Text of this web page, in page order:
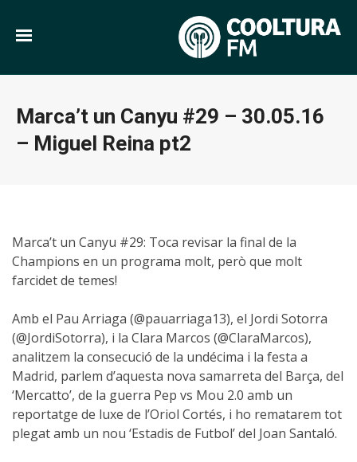
Marca’t un Canyu #29 – 30.05.16
– Miguel Reina pt2
Marca’t un Canyu #29: Toca revisar la final de la
Champions en un programa molt, però que molt
farcidet de temes!
Amb el Pau Arriaga (@pauarriaga13), el Jordi Sotorra
(@JordiSotorra), i la Clara Marcos (@ClaraMarcos),
analitzem la consecució de la undécima i la festa a
Madrid, parlem d’aquesta nova samarreta del Barça, del
‘Mercatto’, de la guerra Pep vs Mou 2.0 amb un
reportatge de luxe de l’Oriol Cortés, i ho rematarem tot
plegat amb un nou ‘Estadis de Futbol’ del Joan Santaló.